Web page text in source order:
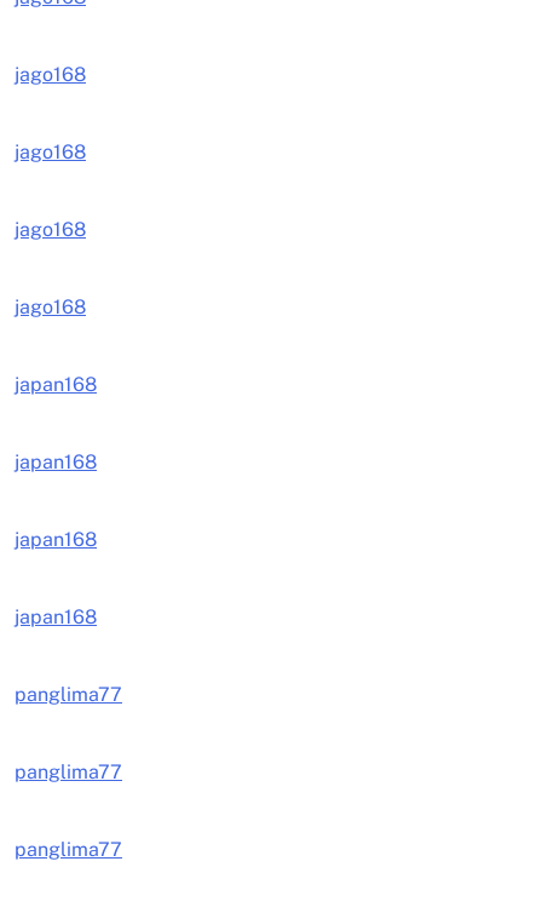
jago168
jago168
jago168
jago168
japan168
japan168
japan168
japan168
panglima77
panglima77
panglima77